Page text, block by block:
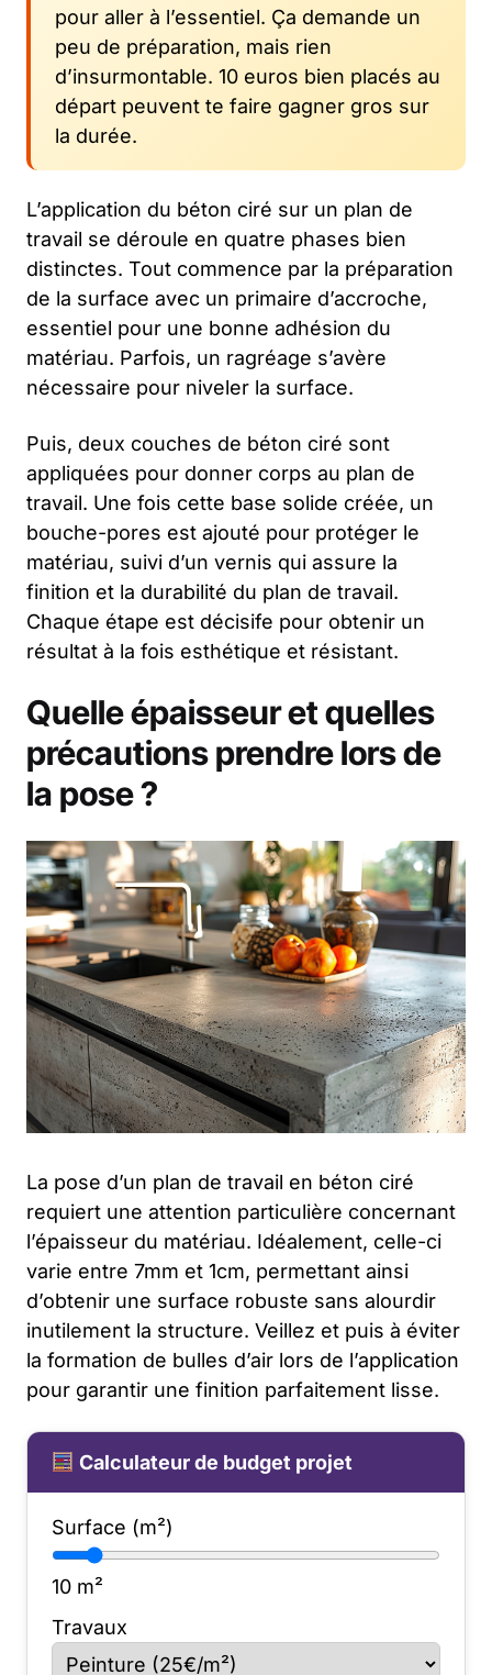
pour aller à l’essentiel. Ça demande un
peu de préparation, mais rien
d’insurmontable. 10 euros bien placés au
départ peuvent te faire gagner gros sur
la durée.
L’application du béton ciré sur un plan de
travail se déroule en quatre phases bien
distinctes. Tout commence par la préparation
de la surface avec un primaire d’accroche,
essentiel pour une bonne adhésion du
matériau. Parfois, un ragréage s’avère
nécessaire pour niveler la surface.
Puis, deux couches de béton ciré sont
appliquées pour donner corps au plan de
travail. Une fois cette base solide créée, un
bouche-pores est ajouté pour protéger le
matériau, suivi d’un vernis qui assure la
finition et la durabilité du plan de travail.
Chaque étape est décisife pour obtenir un
résultat à la fois esthétique et résistant.
Quelle épaisseur et quelles
précautions prendre lors de
la pose ?
La pose d’un plan de travail en béton ciré
requiert une attention particulière concernant
l’épaisseur du matériau. Idéalement, celle-ci
varie entre 7mm et 1cm, permettant ainsi
d’obtenir une surface robuste sans alourdir
inutilement la structure. Veillez et puis à éviter
la formation de bulles d’air lors de l’application
pour garantir une finition parfaitement lisse.
Calculateur de budget projet
Surface (m²)
10 m²
Travaux